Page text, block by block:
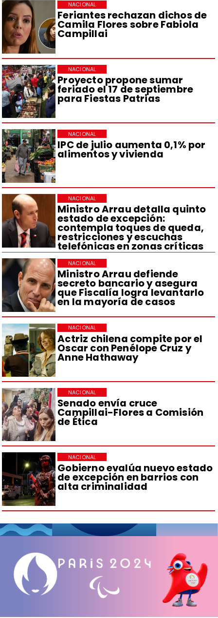
Feriantes rechazan dichos de
Camila Flores sobre Fabiola
Campillai
NACIONAL
Proyecto propone sumar
feriado el 17 de septiembre
para Fiestas Patrias
NACIONAL
IPC de julio aumenta 0,1% por
alimentos y vivienda
NACIONAL
Ministro Arrau detalla quinto
estado de excepción:
contempla toques de queda,
restricciones y escuchas
telefónicas en zonas críticas
NACIONAL
Ministro Arrau defiende
secreto bancario y asegura
que Fiscalía logra levantarlo
en la mayoría de casos
NACIONAL
Actriz chilena compite por el
Oscar con Penélope Cruz y
Anne Hathaway
NACIONAL
Senado envía cruce
Campillai-Flores a Comisión
de Ética
NACIONAL
Gobierno evalúa nuevo estado
de excepción en barrios con
alta criminalidad
NACIONAL